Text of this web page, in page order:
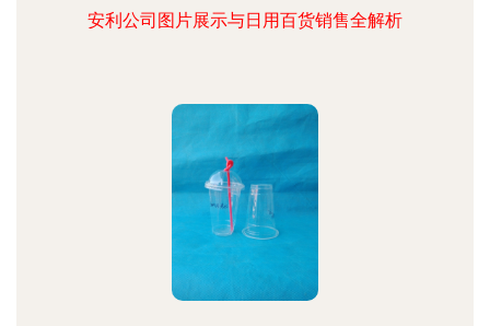
安利公司图片展示与日用百货销售全解析